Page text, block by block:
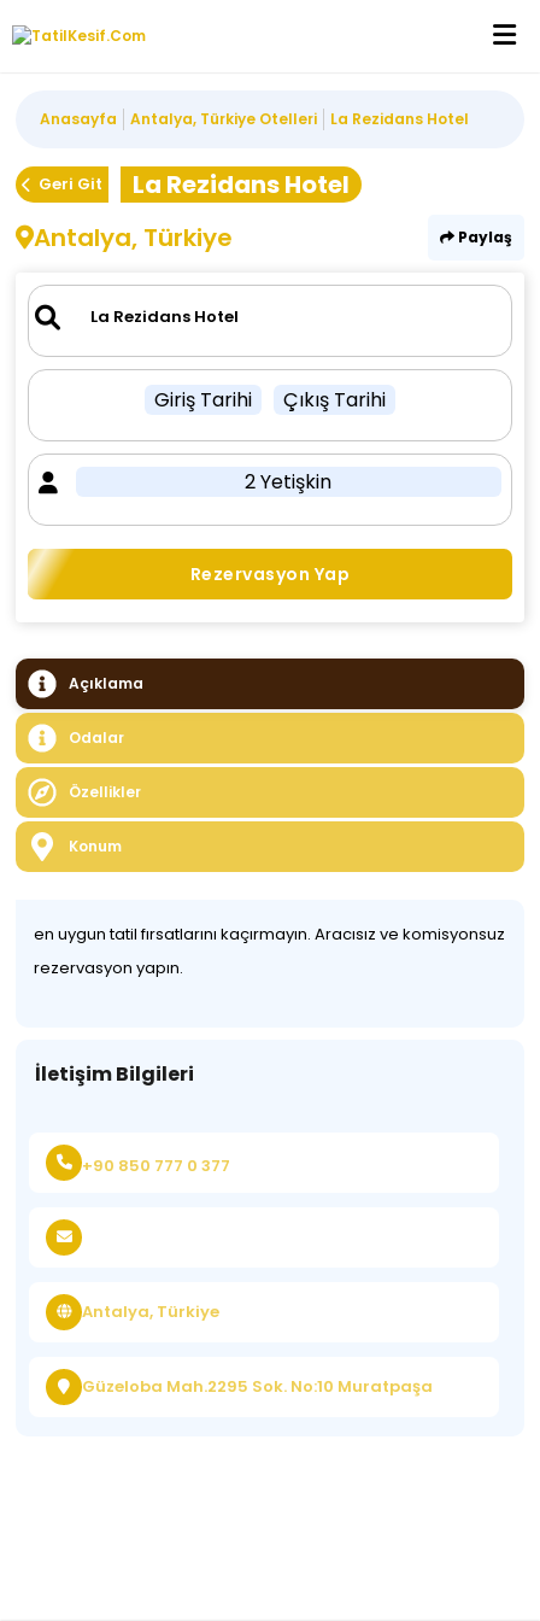
Anasayfa Antalya, Türkiye Otelleri La Rezidans Hotel
Geri Git
La Rezidans Hotel
Antalya, Türkiye
Paylaş
Giriş Tarihi Çıkış Tarihi
2 Yetişkin
Rezervasyon Yap
Açıklama
Odalar
Özellikler
Konum
en uygun tatil fırsatlarını kaçırmayın. Aracısız ve komisyonsuz
rezervasyon yapın.
İletişim Bilgileri
+90 850 777 0 377
Antalya, Türkiye
Güzeloba Mah.2295 Sok. No:10 Muratpaşa